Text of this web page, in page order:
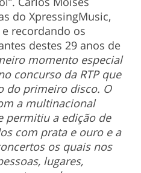
do XpressingMusic,
recordando os
destes 29 anos de
momento especial
concurso da RTP que
do primeiro disco. O
a multinacional
permitiu a edição de
com prata e ouro e a
os quais nos
lugares,